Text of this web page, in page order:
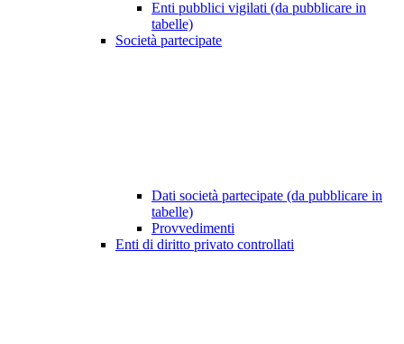
Enti pubblici vigilati (da pubblicare in
tabelle)
Società partecipate
Dati società partecipate (da pubblicare in
tabelle)
Provvedimenti
Enti di diritto privato controllati